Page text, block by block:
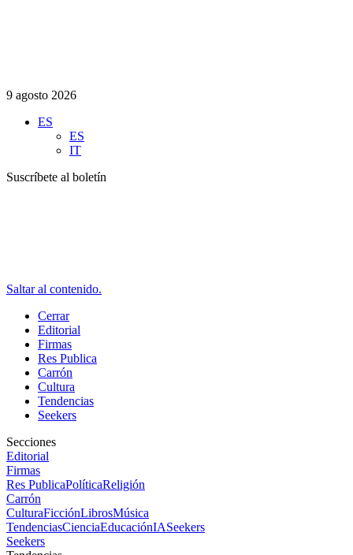
9 agosto 2026
ES
ES
IT
Suscríbete al boletín
Saltar al contenido.
Cerrar
Editorial
Firmas
Res Publica
Carrón
Cultura
Tendencias
Seekers
Secciones
Editorial
Firmas
Res PublicaPolíticaReligión
Carrón
CulturaFicciónLibrosMúsica
TendenciasCienciaEducaciónIASeekers
Seekers